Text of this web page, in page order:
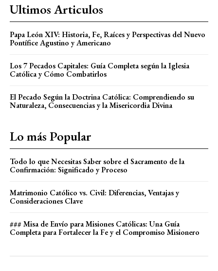
Ultimos Articulos
Papa León XIV: Historia, Fe, Raíces y Perspectivas del Nuevo
Pontífice Agustino y Americano
Los 7 Pecados Capitales: Guía Completa según la Iglesia
Católica y Cómo Combatirlos
El Pecado Según la Doctrina Católica: Comprendiendo su
Naturaleza, Consecuencias y la Misericordia Divina
Lo más Popular
Todo lo que Necesitas Saber sobre el Sacramento de la
Confirmación: Significado y Proceso
Matrimonio Católico vs. Civil: Diferencias, Ventajas y
Consideraciones Clave
### Misa de Envío para Misiones Católicas: Una Guía
Completa para Fortalecer la Fe y el Compromiso Misionero